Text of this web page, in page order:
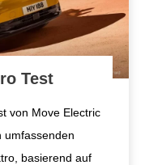
Test
von Move Electric
umfassenden
basierend auf